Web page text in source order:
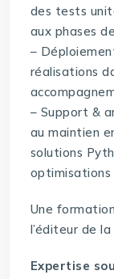
des tests
aux phases
–
réalisations
– Support &
au maintien
solutions
optimisations
Une
l’éditeur de
Expertise